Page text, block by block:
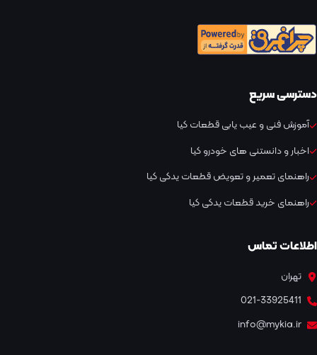
دسترسی سریع
آموزش فنی و عیب یابی قطعات کیا
اخبار و دانستنی های خودرو کیا
راهنمای تعمیر و تعویض قطعات یدکی کیا
راهنمای خرید قطعات یدکی کیا
اطلاعات تماس
تهران
021-33925411
info@mykia.ir